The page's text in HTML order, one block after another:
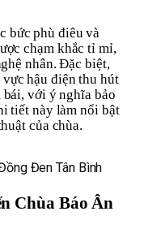
bức phù điêu và
chạm khắc tỉ mỉ,
nhân. Đặc biệt,
hậu điện thu hút
bái, với ý nghĩa bảo
tiết này làm nổi bật
của chùa.
Đen Tân Bình
Chùa Báo Ân